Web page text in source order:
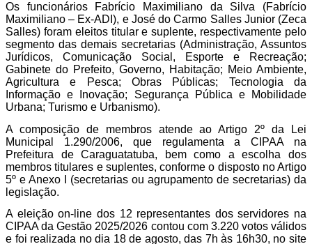
Os funcionários Fabrício Maximiliano da Silva (Fabrício
Maximiliano – Ex-ADI), e José do Carmo Salles Junior (Zeca
Salles) foram eleitos titular e suplente, respectivamente pelo
segmento das demais secretarias (Administração, Assuntos
Jurídicos, Comunicação Social, Esporte e Recreação;
Gabinete do Prefeito, Governo, Habitação; Meio Ambiente,
Agricultura e Pesca; Obras Públicas; Tecnologia da
Informação e Inovação; Segurança Pública e Mobilidade
Urbana; Turismo e Urbanismo).
A composição de membros atende ao Artigo 2º da Lei
Municipal 1.290/2006, que regulamenta a CIPAA na
Prefeitura de Caraguatatuba, bem como a escolha dos
membros titulares e suplentes, conforme o disposto no Artigo
5º e Anexo I (secretarias ou agrupamento de secretarias) da
legislação.
A eleição on-line dos 12 representantes dos servidores na
CIPAA da Gestão 2025/2026 contou com 3.220 votos válidos